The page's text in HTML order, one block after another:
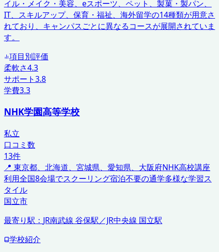
イル・メイク・美容、eスポーツ、ペット、製菓・製パン、
IT、スキルアップ、保育・福祉、海外留学の14種類が用意さ
れており、キャンパスごとに異なるコースが展開されていま
す。
項目別評価
柔軟さ4.3
サポート3.8
学費3.3
NHK学園高等学校
私立
口コミ数
13件
📍 東京都、北海道、宮城県、愛知県、大阪府NHK高校講座
利用全国8会場でスクーリング宿泊不要の通学多様な学習ス
タイル
国立市
最寄り駅： JR南武線 谷保駅／JR中央線 国立駅
学校紹介